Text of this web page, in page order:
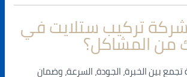
تركيب ستلايت في
من المشاكل؟
بين الخبرة، الجودة، السرعة، وضمان